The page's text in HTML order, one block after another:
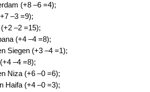
(+8 –6 =4);
–3 =9);
–2 =15);
(+4 –4 =8);
Siegen (+3 –4 =1);
–4 =8);
Niza (+6 –0 =6);
Haifa (+4 –0 =3);